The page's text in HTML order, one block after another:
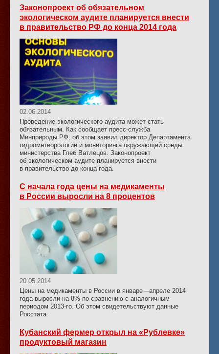
Законопроект об обязательном
экологическом аудите планируется внести
в правительство РФ до конца 2014 года
02.06.2014
Проведение экологического аудита может стать
обязательным. Как сообщает пресс-служба
Минприроды РФ, об этом заявил директор Департамента
гидрометеорологии и мониторинга окружающей среды
министерства Глеб Ватлецов. Законопроект
об экологическом аудите планируется внести
в правительство до конца года.
С начала года цены на медикаменты
в России выросли на 8 процентов
20.05.2014
Цены на медикаменты в России в январе—апреле 2014
года выросли на 8% по сравнению с аналогичным
периодом 2013-го. Об этом свидетельствуют данные
Росстата.
Кубанский фермер открыл на «Рублевке»
продуктовый магазин